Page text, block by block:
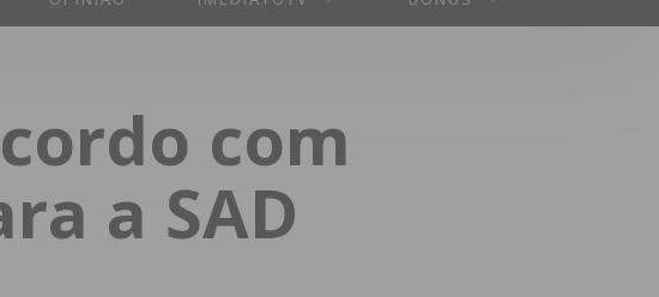
Perdeu a sua senha?
com
a SAD